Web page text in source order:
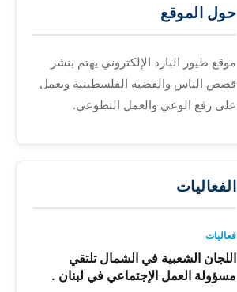
حول الموقع
موقع طيور البارد الإلكتروني يهتم بنشر
قصص الناس والقضية الفلسطينية ويعمل
على رفع الوعي والعمل التطوعي.
الفعاليات
فعاليات
اللجان الشعبية في الشمال تلتقي
مسؤولة العمل الإجتماعي في لبنان .